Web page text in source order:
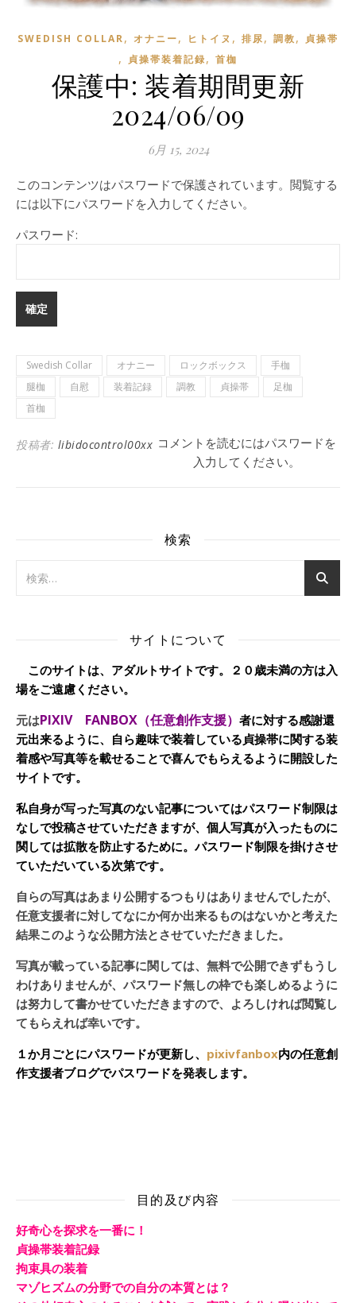
SWEDISH COLLAR, オナニー, ヒトイヌ , 排尿, 調教, 貞操帯
, 貞操帯装着記録, 首枷
保護中: 装着期間更新
2024/06/09
6月 15, 2024
このコンテンツはパスワードで保護されています。閲覧する
には以下にパスワードを入力してください。
パスワード:
Swedish Collar オナニー ロックボックス
手枷
腿枷
自慰 装着記録 調教 貞操帯
足枷
首枷
投稿者: libidocontrol00xx コメントを読むにはパスワードを
入力してください。
検索
サイトについて
このサイトは、アダルトサイトです。２０歳未満の方は入
場をご遠慮ください。
元はPIXIV FANBOX（任意創作支援） 者に対する感謝還
元出来るように、自ら趣味で装着している貞操帯に関する装
着感や写真等を載せることで喜んでもらえるように開設した
サイトです。
私自身が写った写真のない記事についてはパスワード制限は
なしで投稿させていただきますが、個人写真が入ったものに
関しては拡散を防止するために。パスワード制限を掛けさせ
ていただいている次第です。
自らの写真はあまり公開するつもりはありませんでしたが、
任意支援者に対してなにか何か出来るものはないかと考えた
結果このような公開方法とさせていただきました。
写真が載っている記事に関しては、無料で公開できずもうし
わけありませんが、パスワード無しの枠でも楽しめるように
は努力して書かせていただきますので、よろしければ閲覧し
てもらえれば幸いです。
１か月ごとにパスワードが更新し、 pixivfanbox内の任意創
作支援者ブログでパスワードを発表します。
目的及び内容
好奇心を探求を一番に！
貞操帯装着記録
拘束具の装着
マゾヒズムの分野での自分の本質とは？